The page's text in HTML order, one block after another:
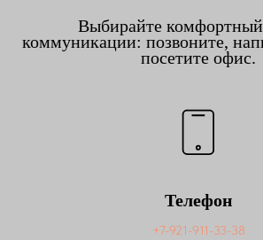
Выбирайте
коммуникации: позвоните,
посетите офис.
Телефон
+7-921-911-33-38